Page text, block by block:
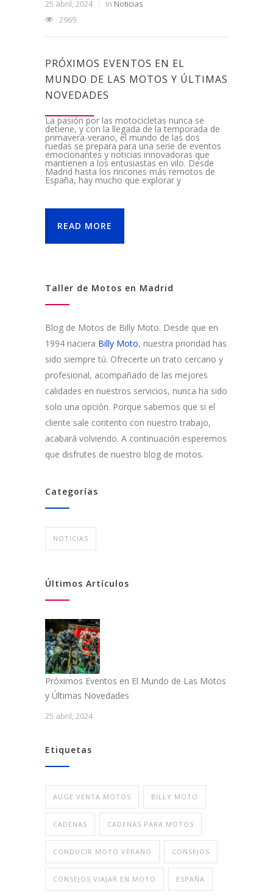
25 abril, 2024 In Noticias
2969
PRÓXIMOS EVENTOS EN EL
MUNDO DE LAS MOTOS Y ÚLTIMAS
NOVEDADES
La pasión por las motocicletas nunca se
detiene, y con la llegada de la temporada de
primavera-verano, el mundo de las dos
ruedas se prepara para una serie de eventos
emocionantes y noticias innovadoras que
mantienen a los entusiastas en vilo. Desde
Madrid hasta los rincones más remotos de
España, hay mucho que explorar y
READ MORE
Taller de Motos en Madrid
Blog de Motos de Billy Moto. Desde que en
1994 naciera Billy Moto, nuestra prioridad has
sido siempre tú. Ofrecerte un trato cercano y
profesional, acompañado de las mejores
calidades en nuestros servicios, nunca ha sido
solo una opción. Porque sabemos que si el
cliente sale contento con nuestro trabajo,
acabará volviendo. A continuación esperemos
que disfrutes de nuestro blog de motos.
Categorías
NOTICIAS
Últimos Artículos
Próximos Eventos en El Mundo de Las Motos
y Últimas Novedades
25 abril, 2024
Etiquetas
AUGE VENTA MOTOS BILLY MOTO
CADENAS CADENAS PARA MOTOS
CONDUCIR MOTO VERANO CONSEJOS
CONSEJOS VIAJAR EN MOTO ESPAÑA